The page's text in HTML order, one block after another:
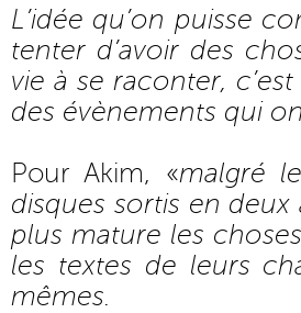
L’idée qu’on puisse
tenter d’avoir des
vie à se raconter,
des évènements qui
Pour Akim, «malgré
disques sortis en
plus mature les
les textes de leurs
mêmes.